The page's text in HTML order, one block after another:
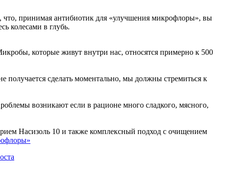
что, принимая антибиотик для «улучшения микрофлоры», вы
колесами в глубь.
которые живут внутри нас, относятся примерно к 500
получается сделать моментально, мы должны стремиться к
возникают если в рационе много сладкого, мясного,
Насизоль 10 и также комплексный подход с очищением